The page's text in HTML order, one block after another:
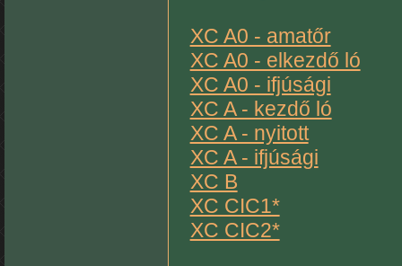
XC A0 - amatőr
XC A0 - elkezdő ló
XC A0 - ifjúsági
XC A - kezdő ló
XC A - nyitott
XC A - ifjúsági
XC B
XC CIC1*
XC CIC2*